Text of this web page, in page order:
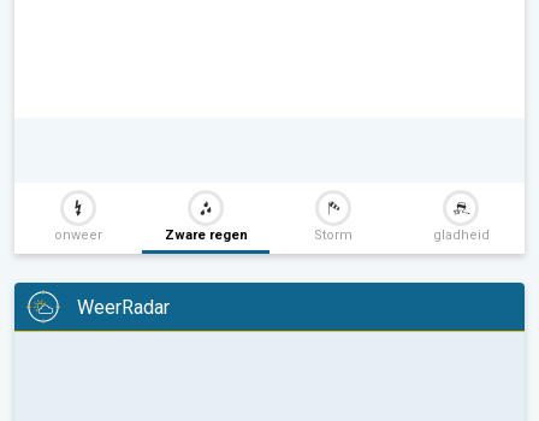
onweer Zware regen Storm gladheid
WeerRadar